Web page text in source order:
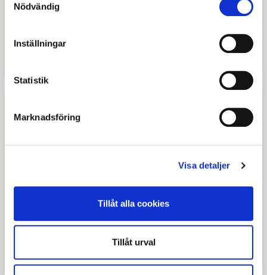
Nödvändig
Inställningar
Statistik
Marknadsföring
Visa detaljer
Tillåt alla cookies
Tillåt urval
BiblioPunkt Krylbo